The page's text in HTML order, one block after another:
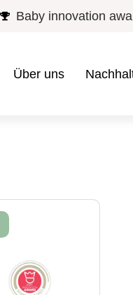
Baby innovation
Über uns